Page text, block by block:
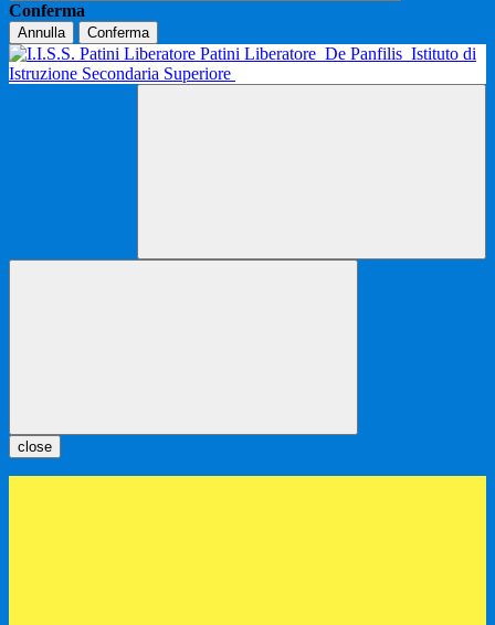
Conferma
Annulla Conferma
Patini Liberatore De Panfilis Istituto di
Istruzione Secondaria Superiore
close